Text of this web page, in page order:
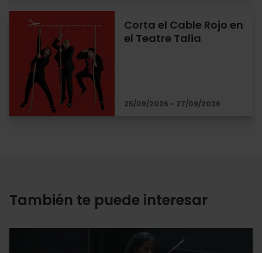
Corta el Cable Rojo en
el Teatre Talia
25/09/2026 - 27/09/2026
También te puede interesar